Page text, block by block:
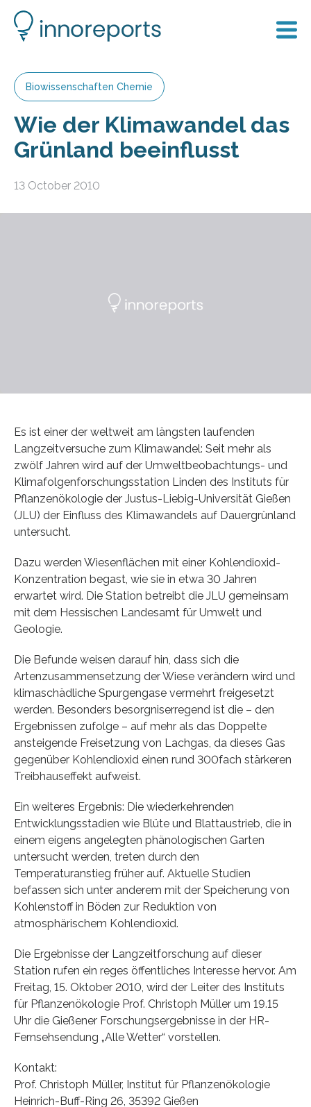
Biowissenschaften Chemie
Wie der Klimawandel das
Grünland beeinflusst
13 October 2010
Es ist einer der weltweit am längsten laufenden
Langzeitversuche zum Klimawandel: Seit mehr als
zwölf Jahren wird auf der Umweltbeobachtungs- und
Klimafolgenforschungsstation Linden des Instituts für
Pflanzenökologie der Justus-Liebig-Universität Gießen
(JLU) der Einfluss des Klimawandels auf Dauergrünland
untersucht.
Dazu werden Wiesenflächen mit einer Kohlendioxid-
Konzentration begast, wie sie in etwa 30 Jahren
erwartet wird. Die Station betreibt die JLU gemeinsam
mit dem Hessischen Landesamt für Umwelt und
Geologie.
Die Befunde weisen darauf hin, dass sich die
Artenzusammensetzung der Wiese verändern wird und
klimaschädliche Spurgengase vermehrt freigesetzt
werden. Besonders besorgniserregend ist die – den
Ergebnissen zufolge – auf mehr als das Doppelte
ansteigende Freisetzung von Lachgas, da dieses Gas
gegenüber Kohlendioxid einen rund 300fach stärkeren
Treibhauseffekt aufweist.
Ein weiteres Ergebnis: Die wiederkehrenden
Entwicklungsstadien wie Blüte und Blattaustrieb, die in
einem eigens angelegten phänologischen Garten
untersucht werden, treten durch den
Temperaturanstieg früher auf. Aktuelle Studien
befassen sich unter anderem mit der Speicherung von
Kohlenstoff in Böden zur Reduktion von
atmosphärischem Kohlendioxid.
Die Ergebnisse der Langzeitforschung auf dieser
Station rufen ein reges öffentliches Interesse hervor. Am
Freitag, 15. Oktober 2010, wird der Leiter des Instituts
für Pflanzenökologie Prof. Christoph Müller um 19.15
Uhr die Gießener Forschungsergebnisse in der HR-
Fernsehsendung „Alle Wetter“ vorstellen.
Kontakt:
Prof. Christoph Müller, Institut für Pflanzenökologie
Heinrich-Buff-Ring 26, 35392 Gießen